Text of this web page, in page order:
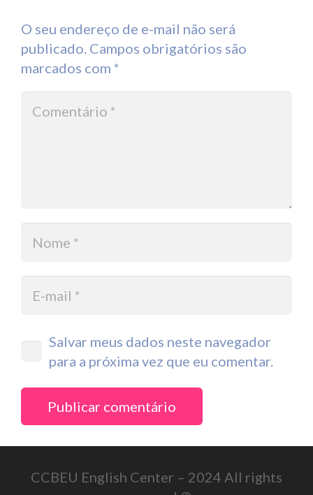
O seu endereço de e-mail não será
publicado. Campos obrigatórios são
marcados com *
Salvar meus dados neste navegador
para a próxima vez que eu comentar.
Publicar comentário
CCBEU English Center – 2024 All rights